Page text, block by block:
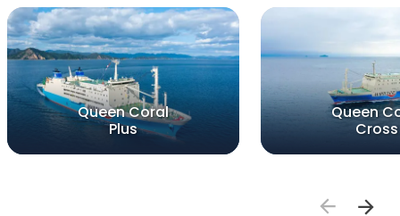
Queen Coral
Plus
Queen
Cross